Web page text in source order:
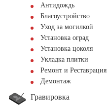
Антидождь
Благоустройство
Уход за могилкой
Установка оград
Установка цоколя
Укладка плитки
Ремонт и Реставрация
Демонтаж
Гравировка